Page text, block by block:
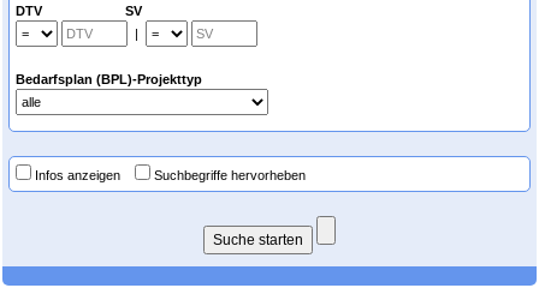
DTV SV
|
Bedarfsplan (BPL)-Projekttyp
Infos anzeigen Suchbegriffe hervorheben